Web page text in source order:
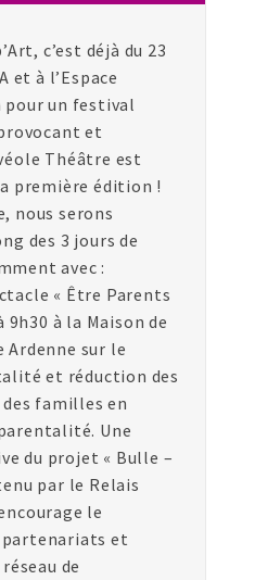
c’est déjà du 23
et à l’Espace
un festival
et
Théâtre est
première édition !
nous serons
des 3 jours de
avec :
« Être Parents
9h30 à la Maison de
Ardenne sur le
et réduction des
familles en
Une
du projet « Bulle –
par le Relais
le
et
de